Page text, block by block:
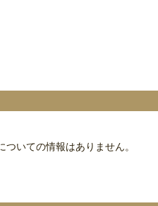
ついての情報はありません。